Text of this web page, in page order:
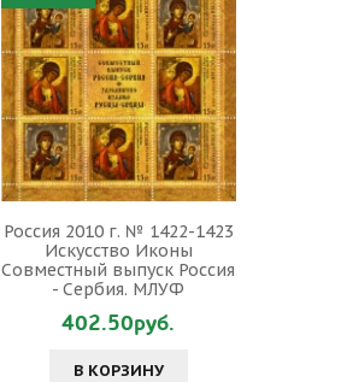
Россия 2010 г. № 1422-1423
Искусство Иконы
Совместный выпуск Россия
- Сербия. МЛУФ
402.50руб.
В КОРЗИНУ